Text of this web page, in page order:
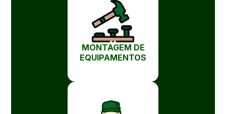
MONTAGEM DE
EQUIPAMENTOS